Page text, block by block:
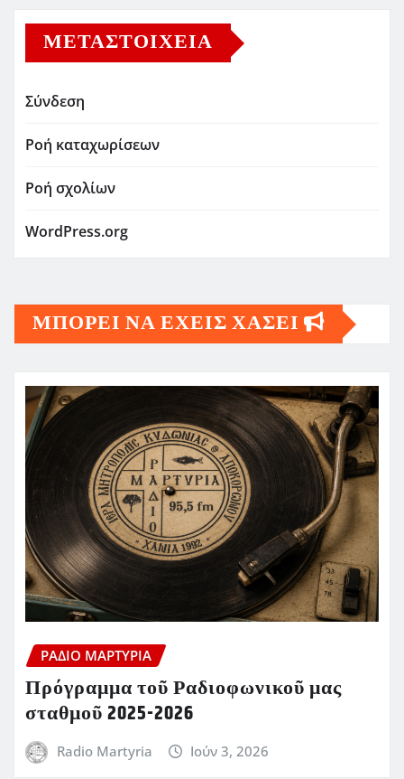
ΜΕΤΑΣΤΟΙΧΕΊΑ
Σύνδεση
Ροή καταχωρίσεων
Ροή σχολίων
WordPress.org
ΜΠΟΡΕΙ ΝΑ ΕΧΕΙΣ ΧΑΣΕΙ
ΡΆΔΙΟ ΜΑΡΤΥΡΊΑ
Πρόγραμμα τοῦ Ραδιοφωνικοῦ μας
σταθμοῦ 2025-2026
Radio Martyria Ιούν 3, 2026